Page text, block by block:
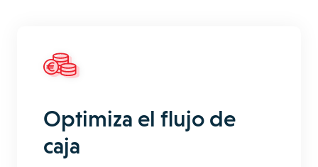
Optimiza el flujo de
caja